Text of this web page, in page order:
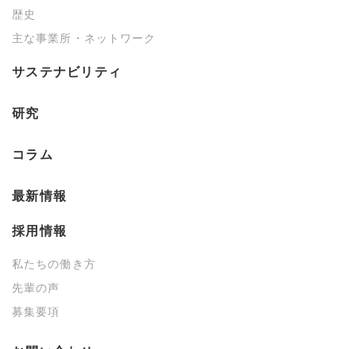
歴史
主な事業所・ネットワーク
サステナビリティ
研究
コラム
最新情報
採用情報
私たちの働き方
先輩の声
募集要項